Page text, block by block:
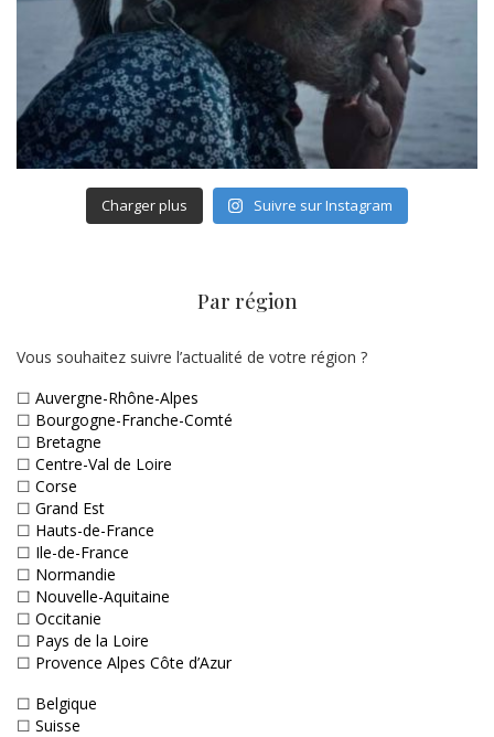
Charger plus Suivre sur Instagram
Par région
Vous souhaitez suivre l’actualité de votre région ?
☐ Auvergne-Rhône-Alpes
☐ Bourgogne-Franche-Comté
☐ Bretagne
☐ Centre-Val de Loire
☐ Corse
☐ Grand Est
☐ Hauts-de-France
☐ Ile-de-France
☐ Normandie
☐ Nouvelle-Aquitaine
☐ Occitanie
☐ Pays de la Loire
☐ Provence Alpes Côte d’Azur
☐ Belgique
☐ Suisse